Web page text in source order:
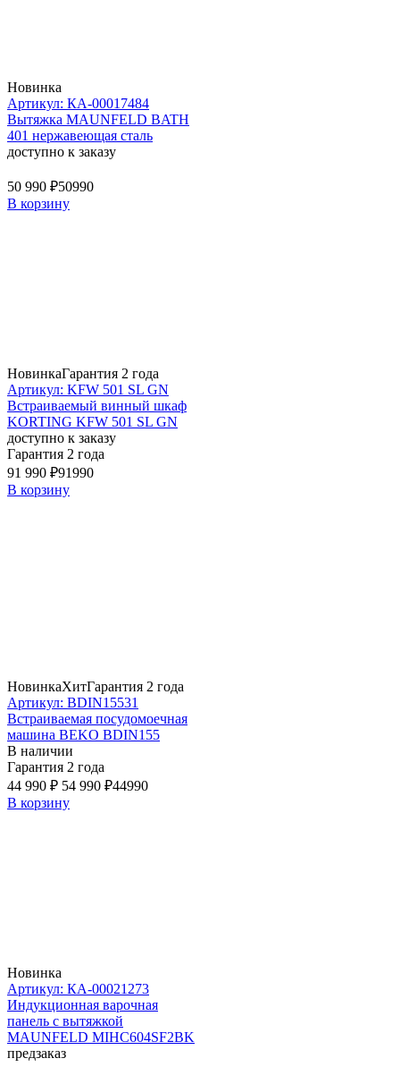
Новинка
Артикул: КА-00017484
Вытяжка MAUNFELD BATH
401 нержавеющая сталь
доступно к заказу
50 990 ₽50990
В корзину
НовинкаГарантия 2 года
Артикул: KFW 501 SL GN
Встраиваемый винный шкаф
KORTING KFW 501 SL GN
доступно к заказу
Гарантия 2 года
91 990 ₽91990
В корзину
НовинкаХитГарантия 2 года
Артикул: BDIN15531
Встраиваемая посудомоечная
машина BEKO BDIN155
В наличии
Гарантия 2 года
44 990 ₽ 54 990 ₽44990
В корзину
Новинка
Артикул: КА-00021273
Индукционная варочная
панель с вытяжкой
MAUNFELD MIHC604SF2BK
предзаказ